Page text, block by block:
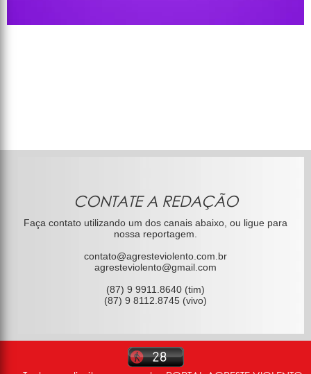
CONTATE A REDAÇÃO
Faça contato utilizando um dos canais abaixo, ou ligue para
nossa reportagem.
contato@agresteviolento.com.br
agresteviolento@gmail.com
(87) 9 9911.8640 (tim)
(87) 9 8112.8745 (vivo)